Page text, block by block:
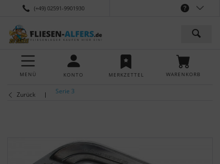
(+49) 02591-9901930
MENÜ KONTO MERKZETTEL WARENKORB
Zurück Serie 3